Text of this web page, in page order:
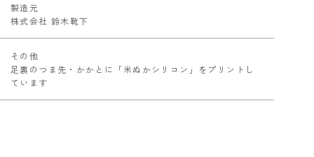
製造元
株式会社 鈴木靴下
その他
足裏のつま先・かかとに「米ぬかシリコン」をプリントし
ています